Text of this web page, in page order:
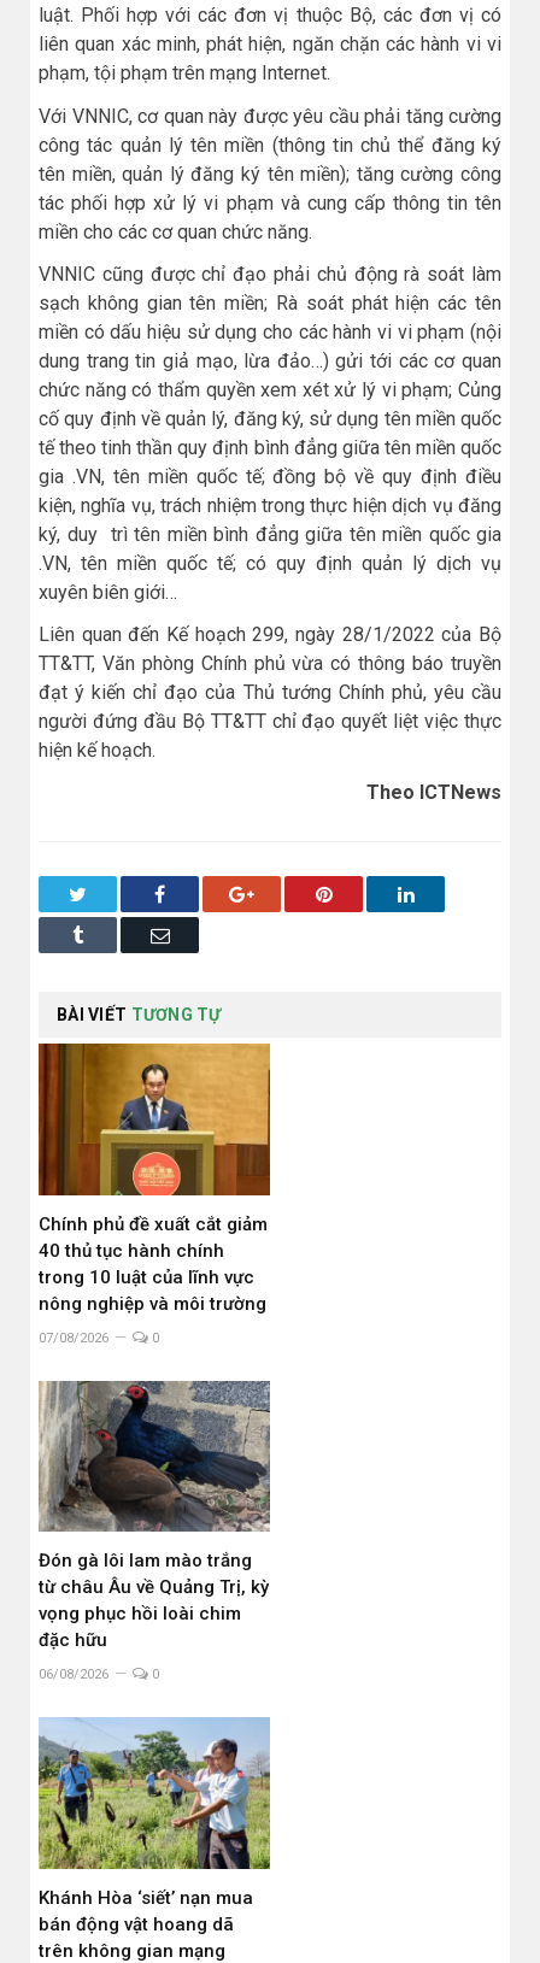
luật. Phối hợp với các đơn vị thuộc Bộ, các đơn vị có
liên quan xác minh, phát hiện, ngăn chặn các hành vi vi
phạm, tội phạm trên mạng Internet.
Với VNNIC, cơ quan này được yêu cầu phải tăng cường
công tác quản lý tên miền (thông tin chủ thể đăng ký
tên miền, quản lý đăng ký tên miền); tăng cường công
tác phối hợp xử lý vi phạm và cung cấp thông tin tên
miền cho các cơ quan chức năng.
VNNIC cũng được chỉ đạo phải chủ động rà soát làm
sạch không gian tên miền; Rà soát phát hiện các tên
miền có dấu hiệu sử dụng cho các hành vi vi phạm (nội
dung trang tin giả mạo, lừa đảo…) gửi tới các cơ quan
chức năng có thẩm quyền xem xét xử lý vi phạm; Củng
cố quy định về quản lý, đăng ký, sử dụng tên miền quốc
tế theo tinh thần quy định bình đẳng giữa tên miền quốc
gia .VN, tên miền quốc tế; đồng bộ về quy định điều
kiện, nghĩa vụ, trách nhiệm trong thực hiện dịch vụ đăng
ký, duy trì tên miền bình đẳng giữa tên miền quốc gia
.VN, tên miền quốc tế; có quy định quản lý dịch vụ
xuyên biên giới…
Liên quan đến Kế hoạch 299, ngày 28/1/2022 của Bộ
TT&TT, Văn phòng Chính phủ vừa có thông báo truyền
đạt ý kiến chỉ đạo của Thủ tướng Chính phủ, yêu cầu
người đứng đầu Bộ TT&TT chỉ đạo quyết liệt việc thực
hiện kế hoạch.
Theo ICTNews
Facebook Google+ Pinterest LinkedIn
Tumblr Email
BÀI VIẾT TƯƠNG TỰ
Chính phủ đề xuất cắt giảm
40 thủ tục hành chính
trong 10 luật của lĩnh vực
nông nghiệp và môi trường
07/08/2026 0
Đón gà lôi lam mào trắng
từ châu Âu về Quảng Trị, kỳ
vọng phục hồi loài chim
đặc hữu
06/08/2026 0
Khánh Hòa ‘siết’ nạn mua
bán động vật hoang dã
trên không gian mạng